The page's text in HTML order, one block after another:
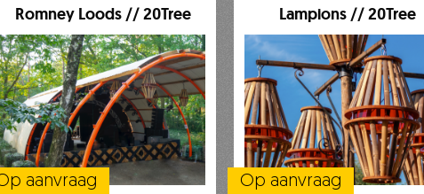
Romney Loods // 20Tree
aanvraag
Lampions // 20Tree
Op aanvraag